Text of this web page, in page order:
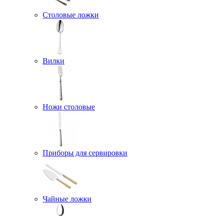
Столовые ложки
Вилки
Ножи столовые
Приборы для сервировки
Чайные ложки